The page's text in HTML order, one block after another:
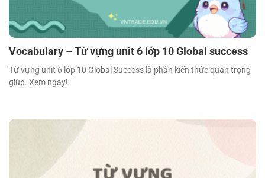
Vocabulary – Từ vựng unit 6 lớp 10 Global success
Từ vựng unit 6 lớp 10 Global Success là phần kiến thức quan trọng
giúp. Xem ngay!